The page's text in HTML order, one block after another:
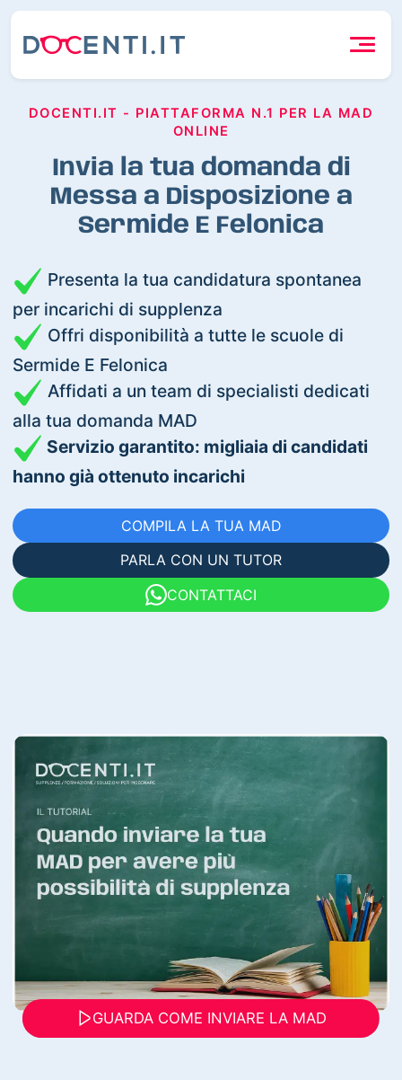
DOCENTI.IT - PIATTAFORMA N.1 PER LA MAD
ONLINE
Invia la tua domanda di
Messa a Disposizione a
Sermide E Felonica
Presenta la tua candidatura spontanea
per incarichi di supplenza
Offri disponibilità a tutte le scuole di
Sermide E Felonica
Affidati a un team di specialisti dedicati
alla tua domanda MAD
Servizio garantito: migliaia di candidati
hanno già ottenuto incarichi
COMPILA LA TUA MAD
PARLA CON UN TUTOR
CONTATTACI
GUARDA COME INVIARE LA MAD